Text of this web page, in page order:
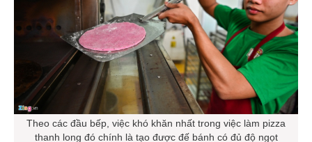
Theo các đầu bếp, việc khó khăn nhất trong việc làm pizza
thanh long đó chính là tạo được đế bánh có đủ độ ngọt